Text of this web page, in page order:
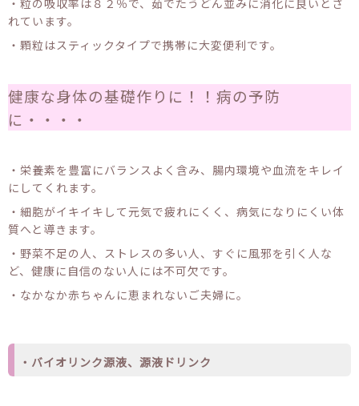
れています。
・顆粒はスティックタイプで携帯に大変便利です。
健康な身体の基礎作りに！！病の予防
に・・・・
・栄養素を豊富にバランスよく含み、腸内環境や血流をキレイ
にしてくれます。
・細胞がイキイキして元気で疲れにくく、病気になりにくい体
質へと導きます。
・野菜不足の人、ストレスの多い人、すぐに風邪を引く人な
ど、健康に自信のない人には不可欠です。
・なかなか赤ちゃんに恵まれないご夫婦に。
・バイオリンク源液、源液ドリンク